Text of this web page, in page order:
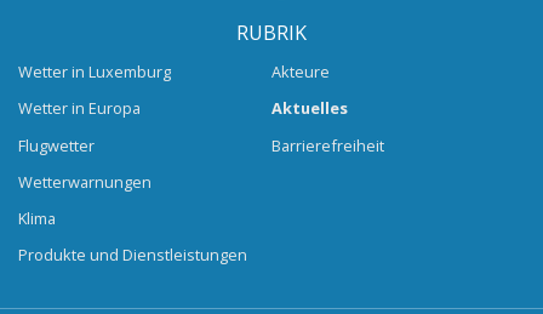
RUBRIK
Wetter in Luxemburg
Wetter in Europa
Flugwetter
Wetterwarnungen
Klima
Produkte und Dienstleistungen
Akteure
Aktuelles
Barrierefreiheit